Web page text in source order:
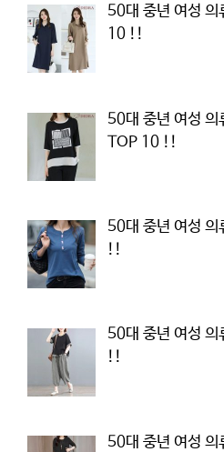
50대 중년 여성 의
10 !!
50대 중년 여성 의
TOP 10 !!
50대 중년 여성
!!
50대 중년 여성
!!
50대 중년 여성 의